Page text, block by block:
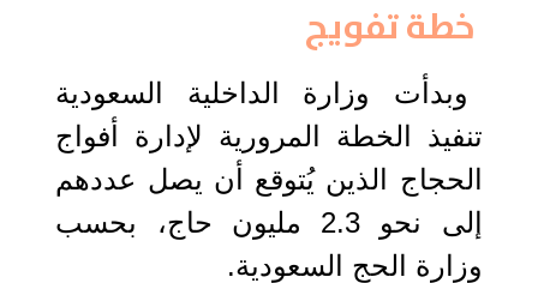
خطة تفويج
وبدأت وزارة الداخلية السعودية
تنفيذ الخطة المرورية لإدارة أفواج
الحجاج الذين يُتوقع أن يصل عددهم
إلى نحو 2.3 مليون حاج، بحسب
وزارة الحج السعودية.